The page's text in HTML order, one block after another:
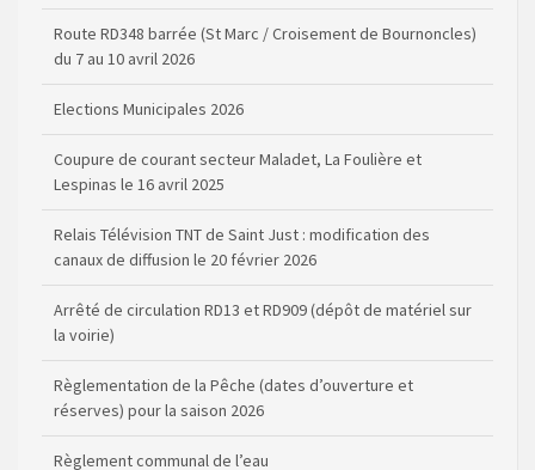
Route RD348 barrée (St Marc / Croisement de Bournoncles)
du 7 au 10 avril 2026
Elections Municipales 2026
Coupure de courant secteur Maladet, La Foulière et
Lespinas le 16 avril 2025
Relais Télévision TNT de Saint Just : modification des
canaux de diffusion le 20 février 2026
Arrêté de circulation RD13 et RD909 (dépôt de matériel sur
la voirie)
Règlementation de la Pêche (dates d’ouverture et
réserves) pour la saison 2026
Règlement communal de l’eau